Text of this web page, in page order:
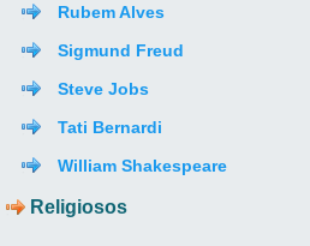
Rubem Alves
Sigmund Freud
Steve Jobs
Tati Bernardi
William Shakespeare
Religiosos